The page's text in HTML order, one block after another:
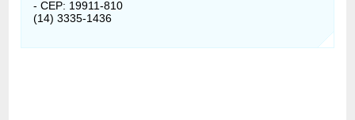
- CEP: 19911-810
(14) 3335-1436